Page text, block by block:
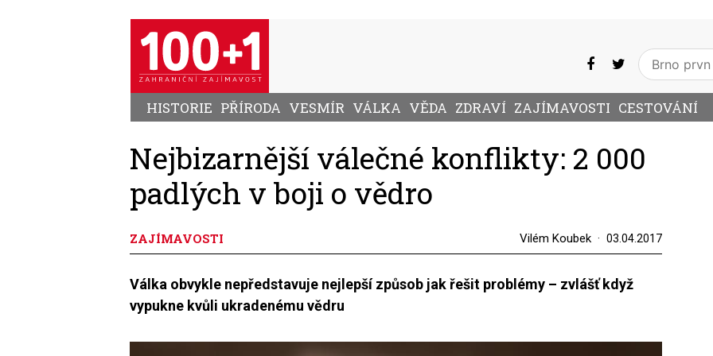
HISTORIE PŘÍRODA VESMÍR VÁLKA VĚDA ZDRAVÍ ZAJÍMAVOSTI CESTOVÁNÍ
Nejbizarnější válečné konflikty: 2 000
padlých v boji o vědro
ZAJÍMAVOSTI Vilém Koubek 03.04.2017
Válka obvykle nepředstavuje nejlepší způsob jak řešit problémy – zvlášť když
vypukne kvůli ukradenému vědru